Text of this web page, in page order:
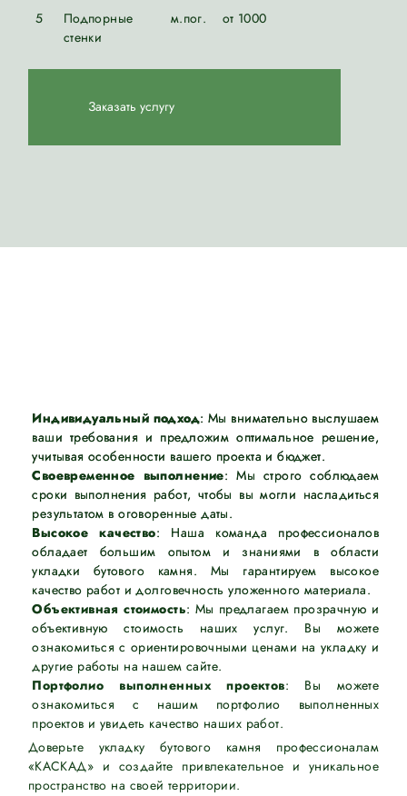
5
Подпорные
стенки
м.пог. от 1000
Заказать услугу
Индивидуальный подход: Мы внимательно выслушаем
ваши требования и предложим оптимальное решение,
учитывая особенности вашего проекта и бюджет.
Своевременное выполнение: Мы строго соблюдаем
сроки выполнения работ, чтобы вы могли насладиться
результатом в оговоренные даты.
Высокое качество: Наша команда профессионалов
обладает большим опытом и знаниями в области
укладки бутового камня. Мы гарантируем высокое
качество работ и долговечность уложенного материала.
Объективная стоимость: Мы предлагаем прозрачную и
объективную стоимость наших услуг. Вы можете
ознакомиться с ориентировочными ценами на укладку и
другие работы на нашем сайте.
Портфолио выполненных проектов: Вы можете
ознакомиться с нашим портфолио выполненных
проектов и увидеть качество наших работ.
Доверьте укладку бутового камня профессионалам
«КАСКАД» и создайте привлекательное и уникальное
пространство на своей территории.